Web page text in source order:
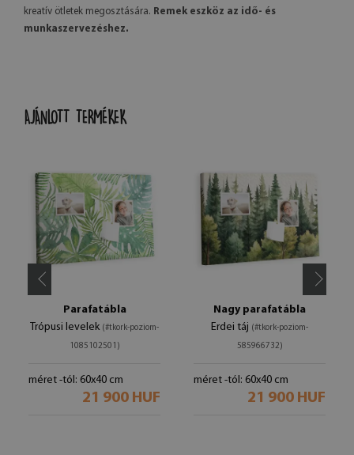
kreatív ötletek megosztására. Remek eszköz az idő- és
munkaszervezéshez.
AJÁNLOTT TERMÉKEK
Parafatábla
Trópusi levelek (#tkork-poziom-
1085102501)
méret -tól: 60x40 cm
21 900 HUF
Nagy parafatábla
Erdei táj (#tkork-poziom-
585966732)
méret -tól: 60x40 cm
21 900 HUF